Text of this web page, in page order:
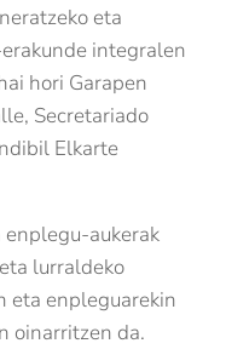
eta
integralen
hori Garapen
Secretariado
Elkarte
enplegu-aukerak
lurraldeko
eta enpleguarekin
oinarritzen da.